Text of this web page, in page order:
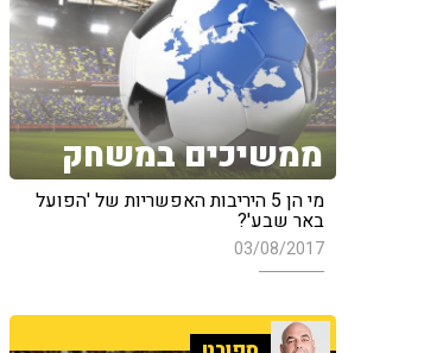
ממשיכים במשחק
מי הן 5 היריבות האפשריות של 'הפועל
באר שבע'?
03/08/2017